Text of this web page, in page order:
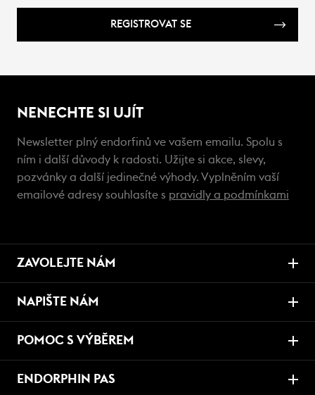
REGISTROVAT SE
NENECHTE SI UJÍT
Newsletter plný endorfinů ve vašem emailu. Spolu s
ním i další důvody k radosti. Užijte si akce, slevy,
pozvánky a další jedinečné výhody. Vyplněním vaší
emailové adresy souhlasíte s pravidly a podmínkami
ZAVOLEJTE NÁM
NAPIŠTE NÁM
POMOC S VÝBĚREM
ENDORPHIN PAS